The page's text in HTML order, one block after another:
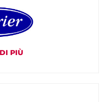
PIÙ